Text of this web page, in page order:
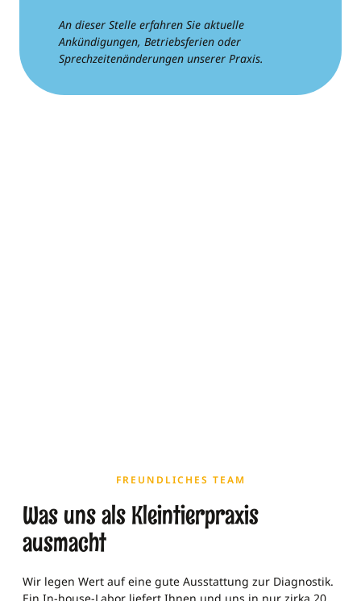
An dieser Stelle erfahren Sie aktuelle
Ankündigungen, Betriebsferien oder
Sprechzeitenänderungen unserer Praxis.
FREUNDLICHES TEAM
Was uns als Kleintierpraxis
ausmacht
Wir legen Wert auf eine gute Ausstattung zur Diagnostik.